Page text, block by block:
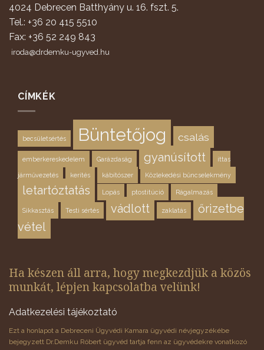
4024 Debrecen Batthyány u. 16. fszt. 5.
Tel.: +36 20 415 5510
Fax: +36 52 249 843
iroda@drdemku-ugyved.hu
CÍMKÉK
becsületsértés Büntetőjog csalás
emberkereskedelem Garázdaság gyanúsított ittas
járművezetés kerítés kábítószer Közlekedési bűncselekmény
letartóztatás Lopás ptostitúció Rágalmazás
Sikkasztás Testi sértés vádlott zaklatás
őrizetbe
vétel
Ha készen áll arra, hogy megkezdjük a közös
munkát, lépjen kapcsolatba velünk!
Adatkezelési tájékoztató
Ezt a honlapot a Debreceni Ügyvédi Kamara ügyvédi névjegyzékébe
bejegyzett Dr.Demku Róbert ügyvéd tartja fenn az ügyvédekre vonatkozó